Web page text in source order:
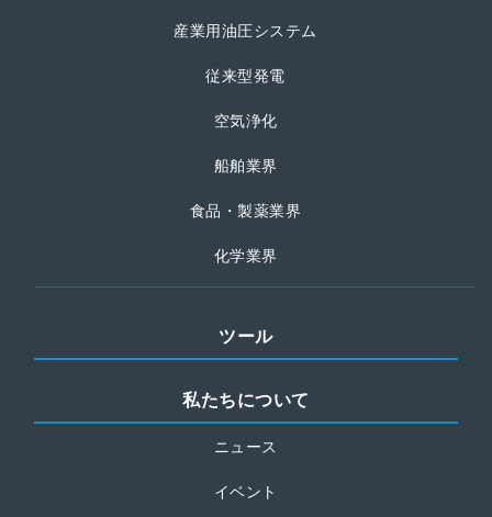
産業用油圧システム
従来型発電
空気浄化
船舶業界
食品・製薬業界
化学業界
ツール
私たちについて
ニュース
イベント